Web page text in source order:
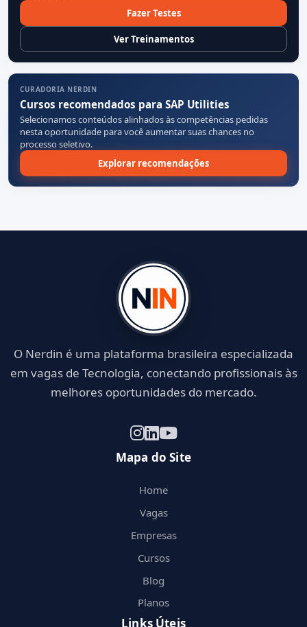
Fazer Testes
Ver Treinamentos
CURADORIA NERDIN
Cursos recomendados para SAP Utilities
Selecionamos conteúdos alinhados às competências pedidas
nesta oportunidade para você aumentar suas chances no
processo seletivo.
Explorar recomendações
O Nerdin é uma plataforma brasileira especializada
em vagas de Tecnologia, conectando profissionais às
melhores oportunidades do mercado.
Mapa do Site
Home
Vagas
Empresas
Cursos
Blog
Planos
Links Úteis